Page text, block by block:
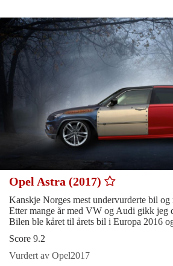
Opel Astra (2017)
Kanskje Norges mest undervurderte bil og
Etter mange år med VW og Audi gikk jeg
Bilen ble kåret til årets bil i Europa 2016
Score 9.2
Vurdert av Opel2017